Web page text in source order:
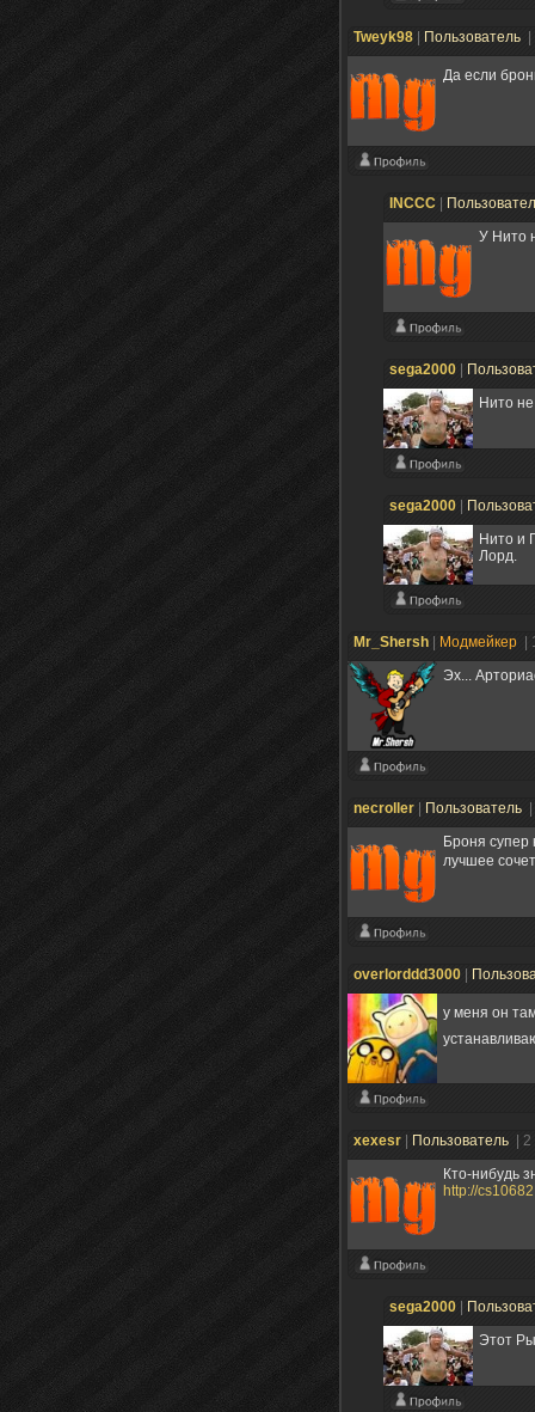
Tweyk98 Пользователь
Да если
INCCC
У Нито
sega2000
Нито
sega2000
Нито и
Лорд.
Mr_Shersh Модмейкер
Эх...
necroller Пользователь
Броня супер
лучшее
overlorddd3000
у меня он
xexesr Пользователь
|
Кто-нибудь
http://
sega2000
Этот